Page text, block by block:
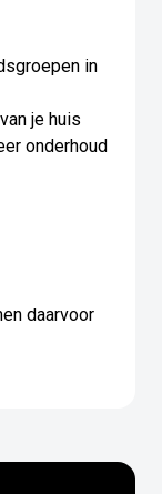
in
je huis
onderhoud
daarvoor